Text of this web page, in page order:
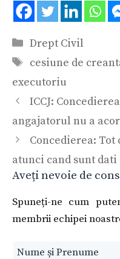
Categorii
Drept Civil
Etichete
cesiune de
executoriu
ICCJ:
angajatorul nu a
Concedierea:
atunci cand sunt
Aveți nevoie de
Spuneți-ne cum
membrii echipei
Leave